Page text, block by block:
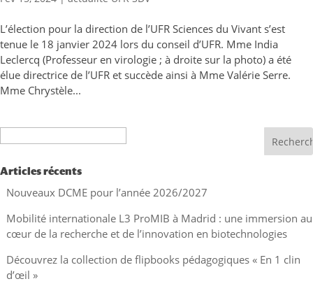
L’élection pour la direction de l’UFR Sciences du Vivant s’est
tenue le 18 janvier 2024 lors du conseil d’UFR. Mme India
Leclercq (Professeur en virologie ; à droite sur la photo) a été
élue directrice de l’UFR et succède ainsi à Mme Valérie Serre.
Mme Chrystèle...
Articles récents
Nouveaux DCME pour l’année 2026/2027
Mobilité internationale L3 ProMIB à Madrid : une immersion au
cœur de la recherche et de l’innovation en biotechnologies
Découvrez la collection de flipbooks pédagogiques « En 1 clin
d’œil »